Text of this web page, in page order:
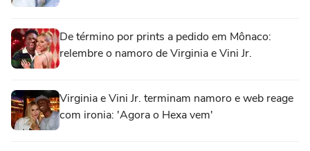
De término por prints a pedido em Mônaco:
relembre o namoro de Virginia e Vini Jr.
Virginia e Vini Jr. terminam namoro e web reage
com ironia: 'Agora o Hexa vem'